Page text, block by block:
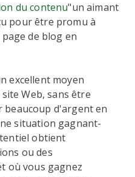
du contenu"un aimant
pour être promu à
de blog en
excellent moyen
Web, sans être
beaucoup d'argent en
situation gagnant-
obtient
ou des
où vous gagnez